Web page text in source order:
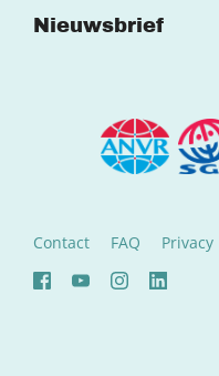
Nieuwsbrief
Contact FAQ Privacy